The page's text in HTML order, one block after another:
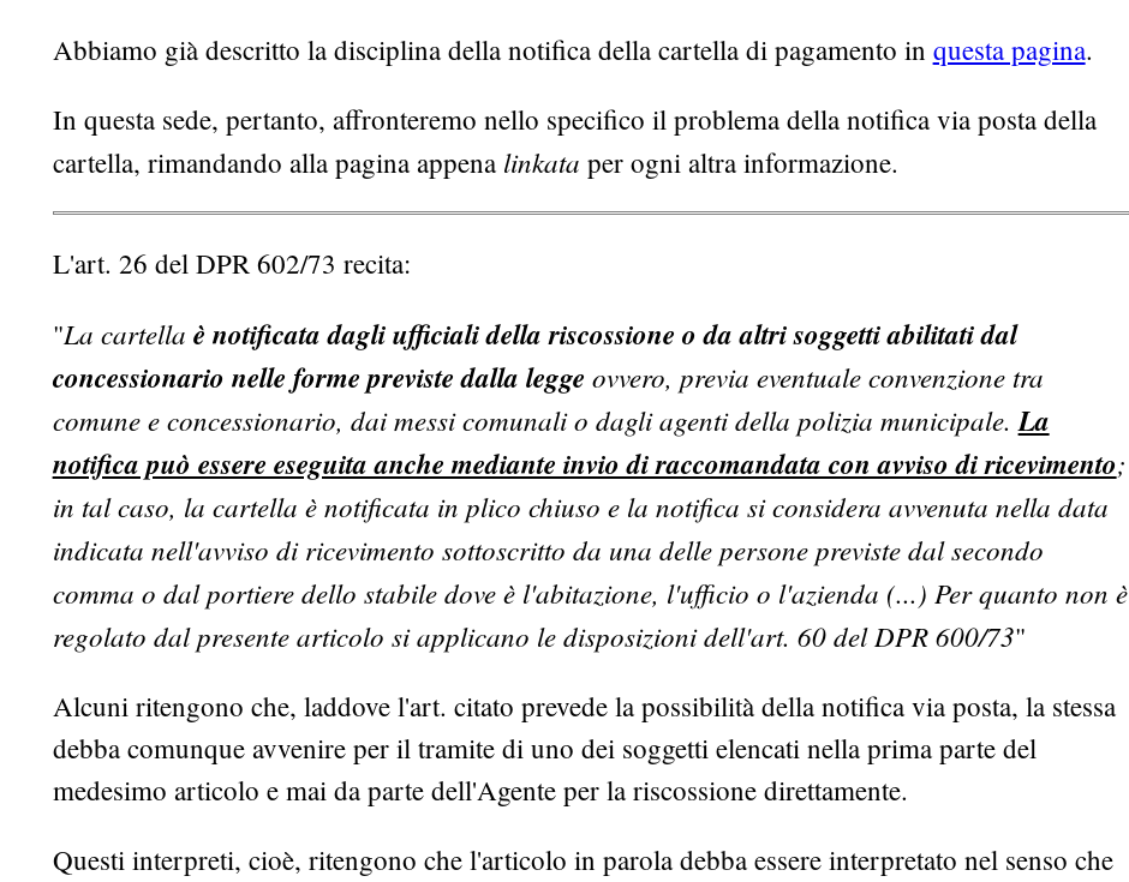
Abbiamo già descritto la disciplina della notifica della cartella di pagamento in questa pagina.
In questa sede, pertanto, affronteremo nello specifico il problema della notifica via posta della
cartella, rimandando alla pagina appena linkata per ogni altra informazione.
L'art. 26 del DPR 602/73 recita:
"La cartella è notificata dagli ufficiali della riscossione o da altri soggetti abilitati dal
concessionario nelle forme previste dalla legge ovvero, previa eventuale convenzione tra
comune e concessionario, dai messi comunali o dagli agenti della polizia municipale.La
notifica può essere eseguita anche mediante invio di raccomandata con avviso di ricevimento;
in tal caso, la cartella è notificata in plico chiuso e la notifica si considera avvenuta nella data
indicata nell'avviso di ricevimento sottoscritto da una delle persone previste dal secondo
comma o dal portiere dello stabile dove è l'abitazione, l'ufficio o l'azienda (...) Per quanto non è
regolato dal presente articolo si applicano le disposizioni dell'art. 60 del DPR 600/73"
Alcuni ritengono che, laddove l'art. citato prevede la possibilità della notifica via posta, la stessa
debba comunque avvenire per il tramite di uno dei soggetti elencati nella prima parte del
medesimo articolo e mai da parte dell'Agente per la riscossione direttamente.
Questi interpreti, cioè, ritengono che l'articolo in parola debba essere interpretato nel senso che